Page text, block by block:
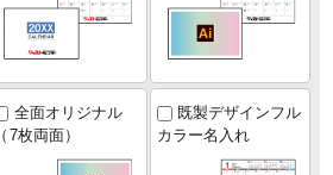
全面オリジナル
（7枚両面）
既製デザインフル
カラー名入れ